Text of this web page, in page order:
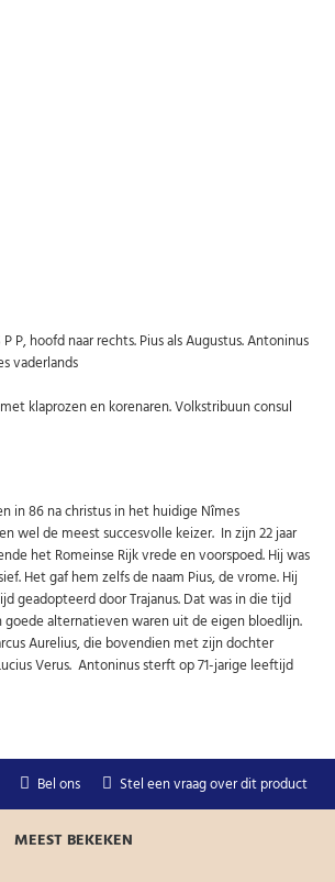
speciale aanbiedingen.
P P, hoofd naar rechts. Pius als Augustus. Antoninus
vaderlands
met klaprozen en korenaren. Volkstribuun consul
in 86 na christus in het huidige Nîmes
wel de meest succesvolle keizer. In zijn 22 jaar
het Romeinse Rijk vrede en voorspoed. Hij was
Het gaf hem zelfs de naam Pius, de vrome. Hij
geadopteerd door Trajanus. Dat was in die tijd
goede alternatieven waren uit de eigen bloedlijn.
Aurelius, die bovendien met zijn dochter
Verus. Antoninus sterft op 71-jarige leeftijd
Bel ons Stel een vraag over dit product
MEEST BEKEKEN